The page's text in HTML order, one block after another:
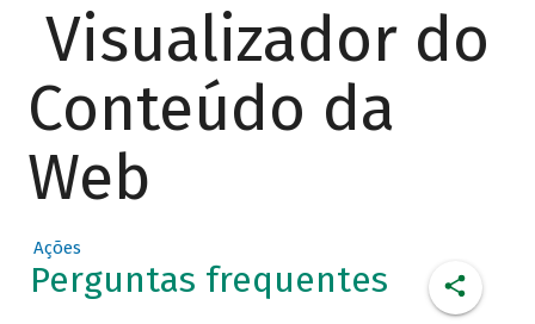
Visualizador do
Conteúdo da
Web
Ações
Perguntas frequentes